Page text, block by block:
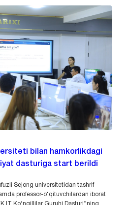
bilan hamkorlikdagi
dasturiga start berildi
Sejong universitetidan tashrif
professor-o‘qituvchilardan iborat
IT Ko‘ngillilar Guruhi Dasturi”ning